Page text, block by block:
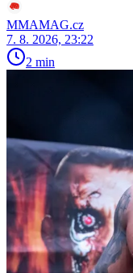
MMAMAG.cz
7. 8. 2026, 23:22
2 min